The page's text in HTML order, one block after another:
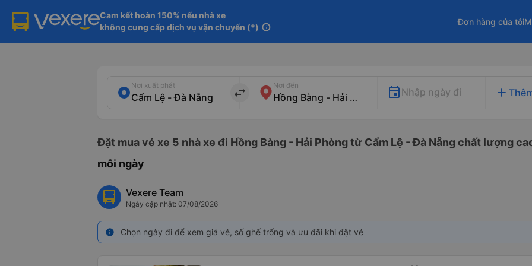
Cam kết hoàn 150% nếu nhà xe
không cung cấp dịch vụ vận chuyển (*) info
Đơn hàng của tôi
Nơi xuất phát
import_export
Nơi đến
Nhập ngày đi add
Đặt mua vé xe 5 nhà xe đi Hồng Bàng - Hải Phòng từ Cẩm Lệ - Đà Nẵng chất lượng
mỗi ngày
Vexere Team
Ngày cập nhật: 07/08/2026
info Chọn ngày đi để xem giá vé, số ghế trống và ưu đãi khi đặt vé